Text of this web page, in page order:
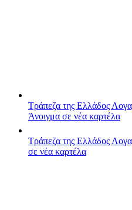
Τράπεζα της Ελλάδος
Άνοιγμα σε νέα καρτέλα
Τράπεζα της Ελλάδος
σε νέα καρτέλα